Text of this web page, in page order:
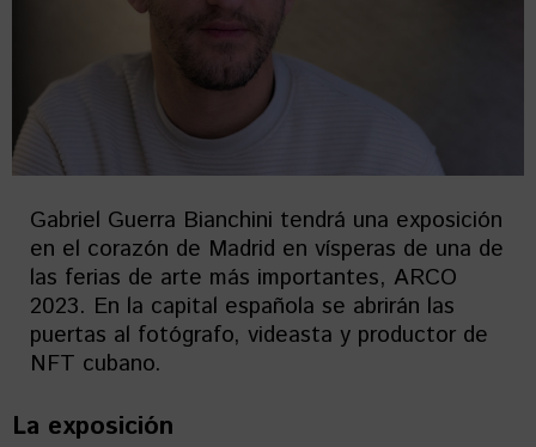
Gabriel Guerra Bianchini tendrá una exposición
en el corazón de Madrid en vísperas de una de
las ferias de arte más importantes, ARCO
2023. En la capital española se abrirán las
puertas al fotógrafo, videasta y productor de
NFT cubano.
La exposición